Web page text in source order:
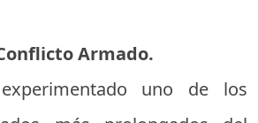
Armado.
uno de los